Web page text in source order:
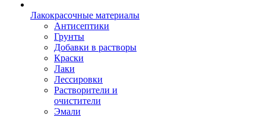
Лакокрасочные материалы
Антисептики
Грунты
Добавки в растворы
Краски
Лаки
Лессировки
Растворители и
очистители
Эмали